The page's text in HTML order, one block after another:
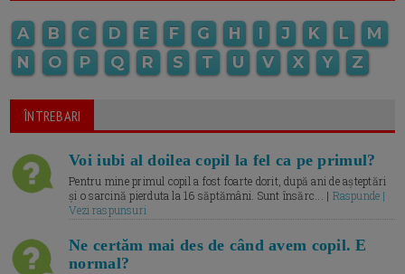
A B C D E F G H I J K L
M
N
O P Q R S T U V X Y Z
ÎNTREBARI
Voi iubi al doilea copil la fel ca pe primul?
Pentru mine primul copil a fost foarte dorit, după ani de așteptări
și o sarcină pierduta la 16 săptămâni. Sunt însărc... | Raspunde |
Vezi raspunsuri
Ne certăm mai des de când avem copil. E
normal?